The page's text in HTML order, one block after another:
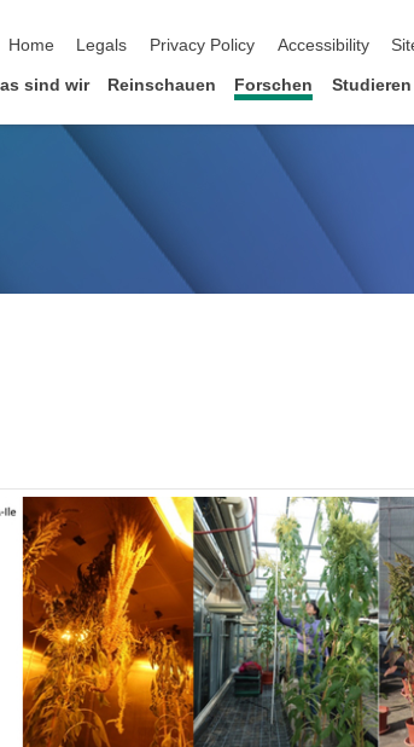
Home Legals Privacy Policy Accessibility
sind wir Reinschauen Forschen Studieren